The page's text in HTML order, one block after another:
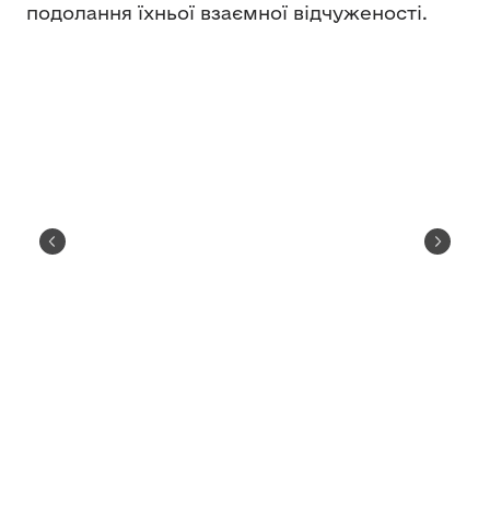
подолання їхньої взаємної відчуженості.